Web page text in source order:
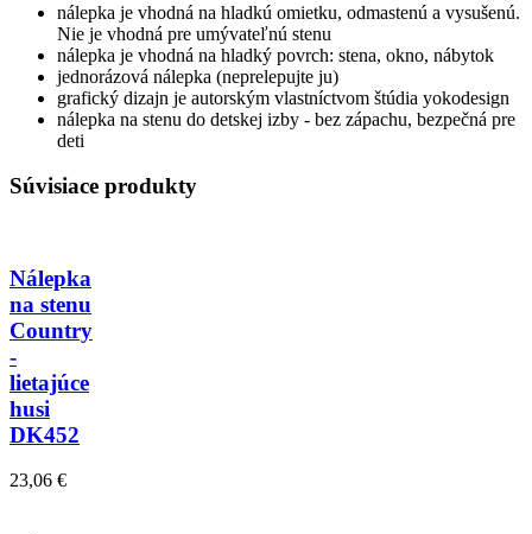
nálepka je vhodná na hladkú omietku, odmastenú a vysušenú.
Nie je vhodná pre umývateľnú stenu
nálepka je vhodná na hladký povrch: stena, okno, nábytok
jednorázová nálepka (neprelepujte ju)
grafický dizajn je autorským vlastníctvom štúdia yokodesign
nálepka na stenu do detskej izby - bez zápachu, bezpečná pre
deti
Súvisiace produkty
Nálepka
na stenu
Country
-
lietajúce
husi
DK452
23,06 €